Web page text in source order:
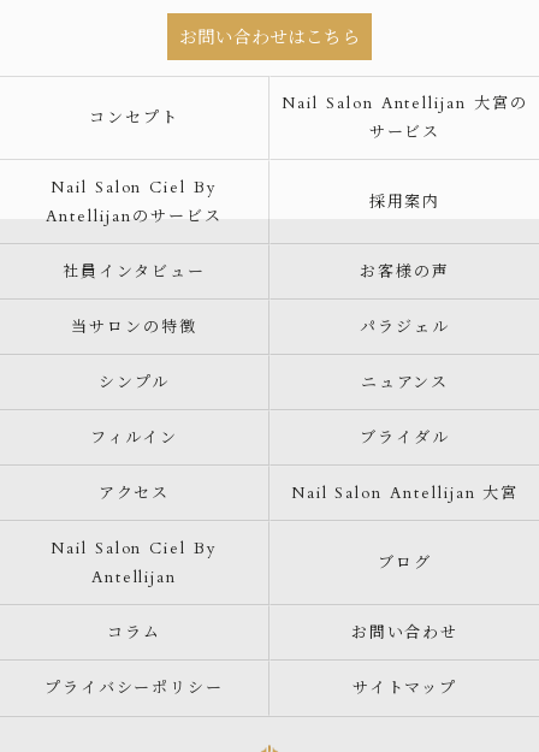
お問い合わせはこちら
コンセプト
Nail Salon Antellijan 大宮の
サービス
Nail Salon Ciel By
Antellijanのサービス
採用案内
社員インタビュー お客様の声
当サロンの特徴 パラジェル
シンプル ニュアンス
フィルイン ブライダル
アクセス Nail Salon Antellijan 大宮
Nail Salon Ciel By
Antellijan
ブログ
コラム お問い合わせ
プライバシーポリシー サイトマップ